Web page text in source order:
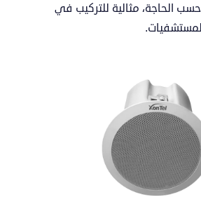
الحاجة، مثالية للتركيب في